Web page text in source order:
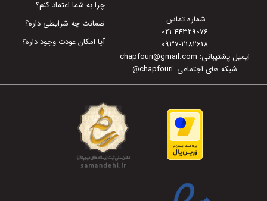
شماره تماس:
021-44329076
0937-2182618
ایمیل پشتیبانی: chapfouri@gmail.com
شبکه های اجتماعی: chapfouri
@
چرا به شما اعتماد کنم؟
ضمانت چه شرایطی داره؟
آیا امکان عودت وجود داره؟